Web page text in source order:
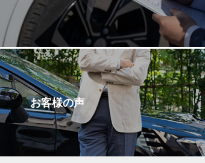
お客様の声